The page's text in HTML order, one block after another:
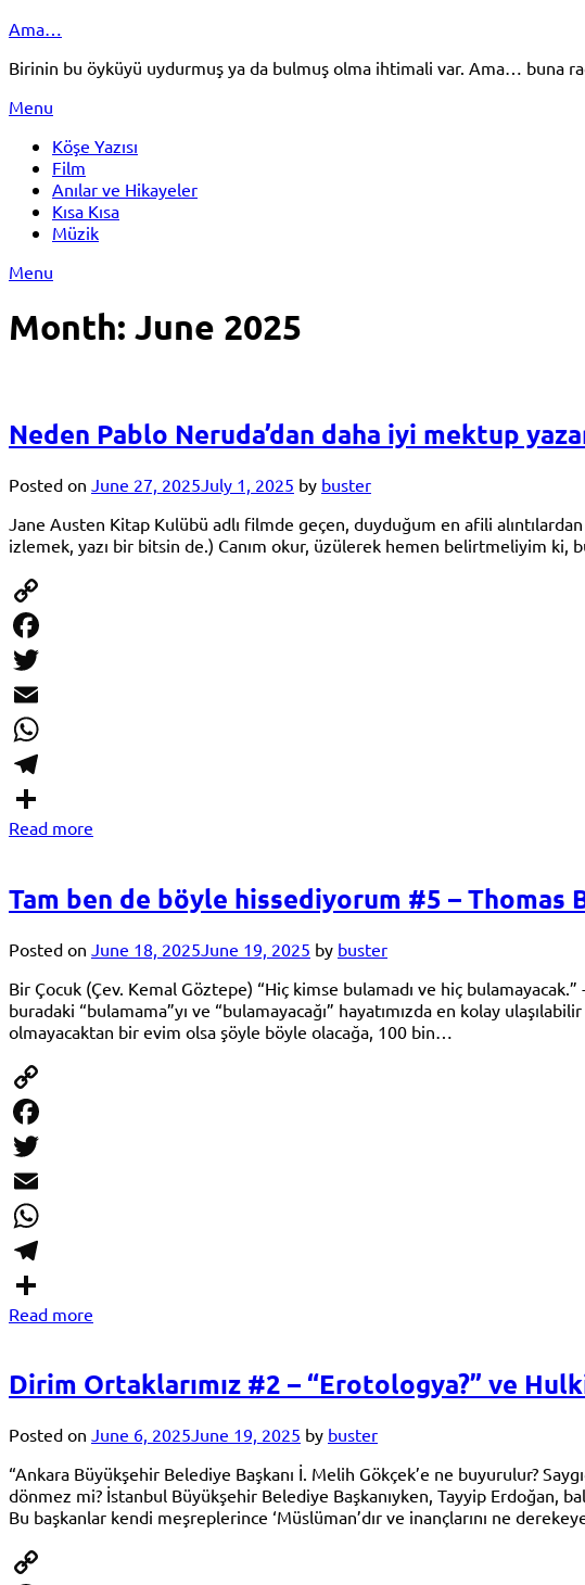
Skip
content
Ama…
Birinin bu öyküyü uydurmuş ya da bulmuş olma ihtimali var. Ama… buna
Menu
Köşe Yazısı
Film
Anılar ve Hikayeler
Kısa Kısa
Müzik
Menu
Month: June 2025
Neden Pablo Neruda’dan daha iyi mektup
Posted on June 27, 2025 July 1, 2025 by buster
Jane Austen Kitap Kulübü adlı filmde geçen, duyduğum en afili
izlemek, yazı bir bitsin de.) Canım okur, üzülerek hemen belirtmeliyim ki,
Copy
Link
Facebook
Twitter
Email
WhatsApp
Telegram
Share
Read more
Tam ben de böyle hissediyorum #5 –
Posted on June 18, 2025 June 19, 2025 by buster
Bir Çocuk (Çev. Kemal Göztepe) “Hiç kimse bulamadı ve hiç
buradaki “bulamama”yı ve “bulamayacağı” hayatımızda en kolay
olmayacaktan bir evim olsa şöyle böyle olacağa, 100 bin…
Copy
Link
Facebook
Twitter
Email
WhatsApp
Telegram
Share
Read more
Dirim Ortaklarımız #2 – “Erotologya?” ve
Posted on June 6, 2025June 19, 2025 by buster
“Ankara Büyükşehir Belediye Başkanı İ. Melih Gökçek’e ne buyurulur?
dönmez mi? İstanbul Büyükşehir Belediye Başkanıyken, Tayyip Erdoğan,
Bu başkanlar kendi meşreplerince ‘Müslüman’dır ve inançlarını ne